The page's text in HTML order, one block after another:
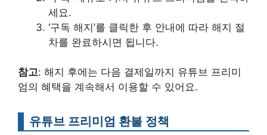
세요.
‘구독 해지’를 클릭한 후 안내에 따라 해지 절
차를 완료하시면 됩니다.
참고: 해지 후에는 다음 결제일까지 유튜브 프리미
엄의 혜택을 계속해서 이용할 수 있어요.
유튜브 프리미엄 환불 정책